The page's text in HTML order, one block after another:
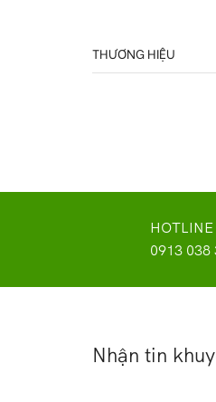
Router CISCO
WIFI -
THƯƠNG HIỆU
HOTLINE
0913 038
Nhận tin